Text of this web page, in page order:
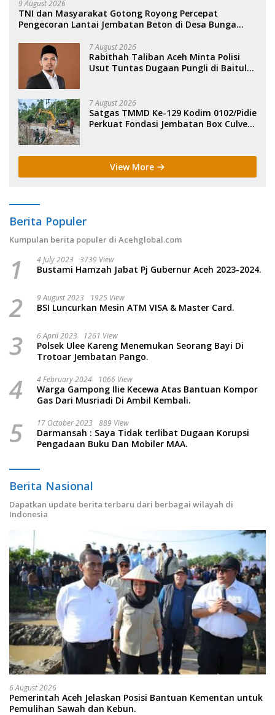
9 August 2026
TNI dan Masyarakat Gotong Royong Percepat
Pengecoran Lantai Jembatan Beton di Desa Bunga
7 August 2026
Rabithah Taliban Aceh Minta Polisi
Usut Tuntas Dugaan Pungli di Baitul
7 August 2026
Satgas TMMD Ke-129 Kodim 0102/Pidie
Perkuat Fondasi Jembatan Box Culvert
View More
Berita Populer
Kumpulan berita populer di Acehglobal.com
1 4 July 2023 3739 View
Bustami Hamzah Jabat Pj Gubernur Aceh 2023-2024.
2 9 August 2023 1925 View
BSI Luncurkan Mesin ATM VISA & Master Card.
3 6 April 2023 1261 View
Polsek Ulee Kareng Menemukan Seorang Bayi Di
Trotoar Jembatan Pango.
4 4 February 2024 1066 View
Warga Gampong Ilie Kecewa Atas Bantuan Kompor
Gas Dari Musriadi Di Ambil Kembali.
5 17 October 2023 889 View
Darmansah : Saya Tidak terlibat Dugaan Korupsi
Pengadaan Buku Dan Mobiler MAA.
Berita Nasional
Dapatkan update berita terbaru dari berbagai wilayah di
Indonesia
6 August 2026
Pemerintah Aceh Jelaskan Posisi Bantuan Kementan untuk
Pemulihan Sawah dan Kebun.